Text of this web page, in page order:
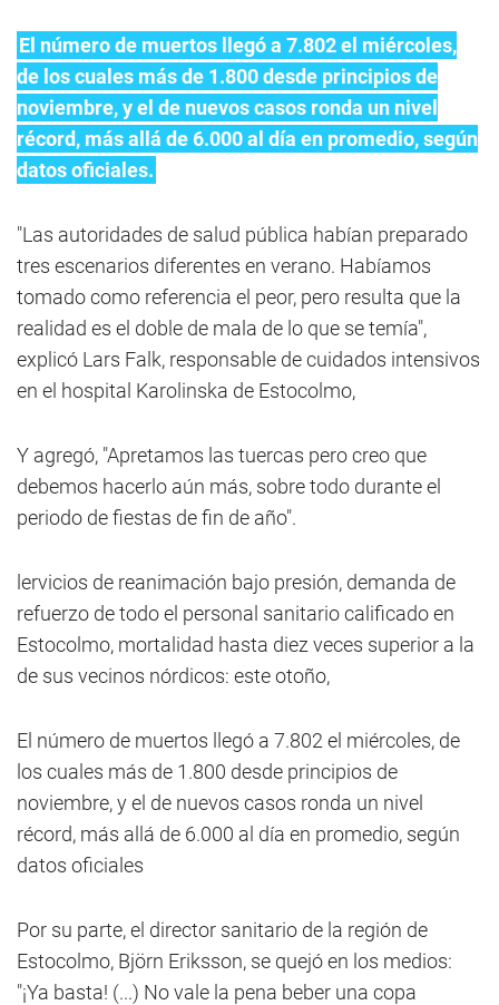
El número de muertos llegó a 7.802 el miércoles,
de los cuales más de 1.800 desde principios de
noviembre, y el de nuevos casos ronda un nivel
récord, más allá de 6.000 al día en promedio, según
datos oficiales.
"Las autoridades de salud pública habían preparado
tres escenarios diferentes en verano. Habíamos
tomado como referencia el peor, pero resulta que la
realidad es el doble de mala de lo que se temía",
explicó Lars Falk, responsable de cuidados intensivos
en el hospital Karolinska de Estocolmo,
Y agregó, "Apretamos las tuercas pero creo que
debemos hacerlo aún más, sobre todo durante el
periodo de fiestas de fin de año".
lervicios de reanimación bajo presión, demanda de
refuerzo de todo el personal sanitario calificado en
Estocolmo, mortalidad hasta diez veces superior a la
de sus vecinos nórdicos: este otoño,
El número de muertos llegó a 7.802 el miércoles, de
los cuales más de 1.800 desde principios de
noviembre, y el de nuevos casos ronda un nivel
récord, más allá de 6.000 al día en promedio, según
datos oficiales
Por su parte, el director sanitario de la región de
Estocolmo, Björn Eriksson, se quejó en los medios:
"¡Ya basta! (...) No vale la pena beber una copa